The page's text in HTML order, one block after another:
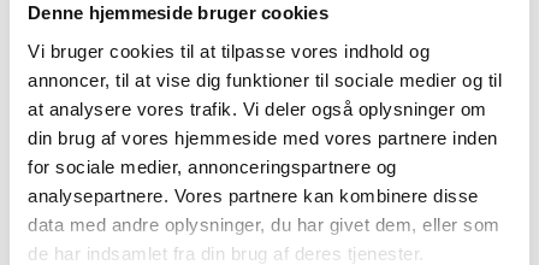
Denne hjemmeside bruger cookies
Vi bruger cookies til at tilpasse vores indhold og
annoncer, til at vise dig funktioner til sociale medier og til
at analysere vores trafik. Vi deler også oplysninger om
din brug af vores hjemmeside med vores partnere inden
for sociale medier, annonceringspartnere og
analysepartnere. Vores partnere kan kombinere disse
data med andre oplysninger, du har givet dem, eller som
de har indsamlet fra din brug af deres tjenester.
Begrænsninger for optagelse fremgår af
erhvervsuddannelseslovens §§ 5-5 e.
Dimensionerede uddannelser og
kvotepladser
Nogle erhvervsuddannelser har adgangsbegrænsning på
grundforløbets 2. del.